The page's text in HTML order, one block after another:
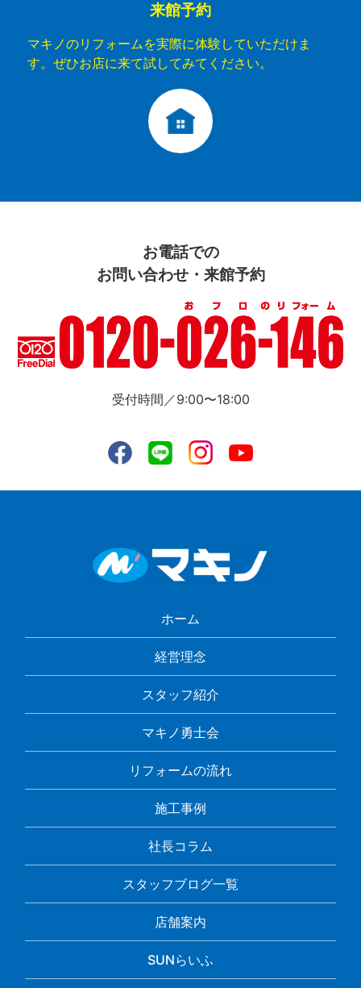
来館予約
マキノのリフォームを実際に体験していただけま
す。ぜひお店に来て試してみてください。
お電話での
お問い合わせ・来館予約
受付時間／9:00〜18:00
ホーム
経営理念
スタッフ紹介
マキノ勇士会
リフォームの流れ
施工事例
社長コラム
スタッフブログ一覧
店舗案内
SUNらいふ